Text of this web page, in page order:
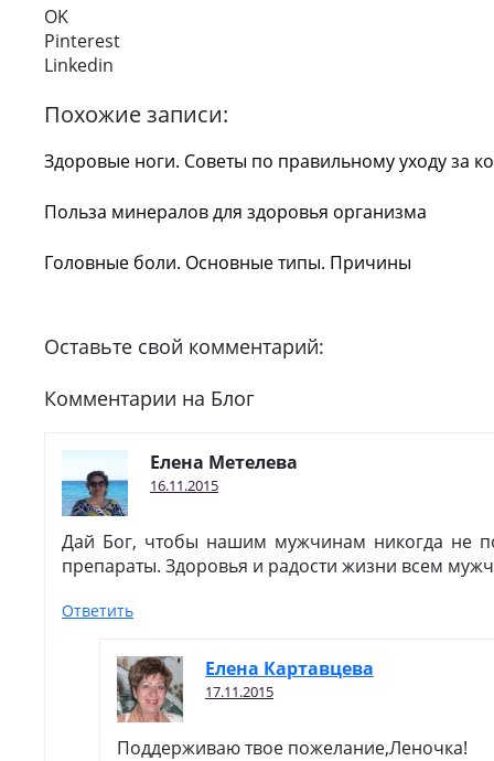
OK
Pinterest
Linkedin
Похожие записи:
Здоровые ноги. Советы по правильному уходу за
Польза минералов для здоровья организма
Головные боли. Основные типы. Причины
Оставьте свой комментарий:
Комментарии на Блог
Елена Метелева
16.11.2015
Дай Бог, чтобы нашим мужчинам никогда не
препараты. Здоровья и радости жизни всем
Ответить
Елена Картавцева
17.11.2015
Поддерживаю твое пожелание,Леночка!